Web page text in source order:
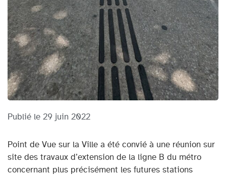
Publié le 29 juin 2022
Point de Vue sur la Ville a été convié à une réunion sur
site des travaux d’extension de la ligne B du métro
concernant plus précisément les futures stations